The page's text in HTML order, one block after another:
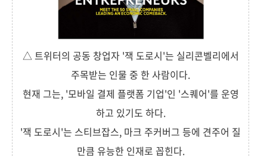
△ 트위터의 공동 창업자 '잭 도로시'는 실리콘벨리에서
주목받는 인물 중 한 사람이다.
현재 그는, '모바일 결제 플랫폼 기업'인 '스퀘어'를 운영
하고 있기도 하다.
'잭 도로시'는 스티브잡스, 마크 주커버그 등에 견주어 질
만큼 유능한 인재로 꼽힌다.